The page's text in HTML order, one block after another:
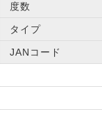
度数
タイプ
JANコード